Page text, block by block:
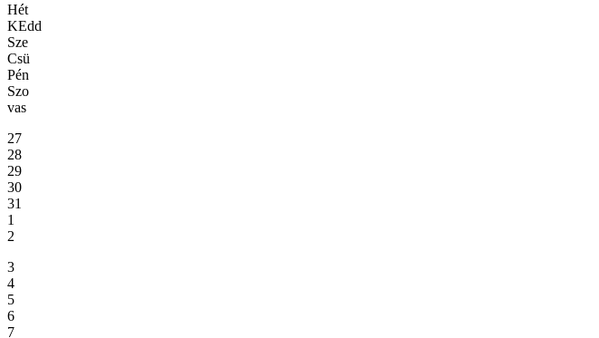
Hét
KEdd
Sze
Csü
Pén
Szo
vas
27
28
29
30
31
1
2
3
4
5
6
7